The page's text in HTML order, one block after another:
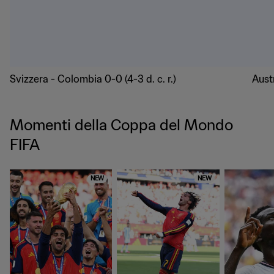
Svizzera - Colombia 0-0 (4-3 d. c. r.)
Momenti della Coppa del Mondo
FIFA
NEW NEW